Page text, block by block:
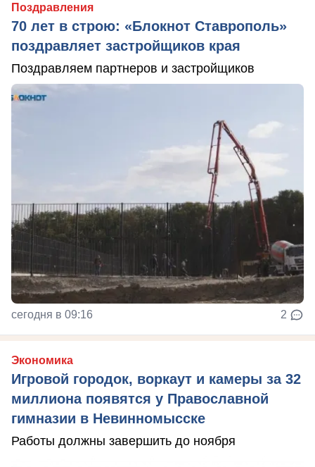
Поздравления
70 лет в строю: «Блокнот Ставрополь»
поздравляет застройщиков края
Поздравляем партнеров и застройщиков
сегодня в 09:16 2
Экономика
Игровой городок, воркаут и камеры за 32
миллиона появятся у Православной
гимназии в Невинномысске
Работы должны завершить до ноября